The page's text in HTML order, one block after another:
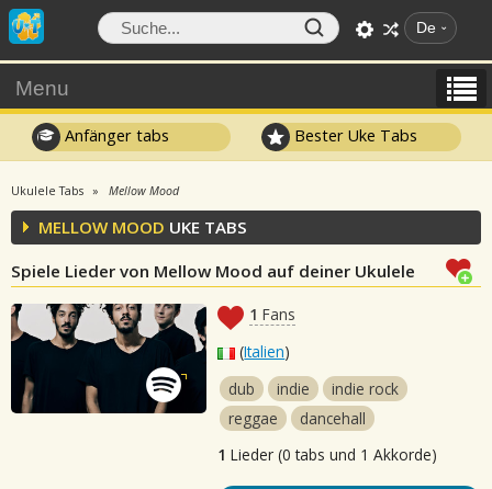
De
Menu
Anfänger tabs Bester Uke Tabs
Ukulele Tabs Mellow Mood
MELLOW MOOD UKE TABS
Spiele Lieder von Mellow Mood auf deiner Ukulele
1 Fans
(Italien)
dub
indie
indie rock
reggae
dancehall
1 Lieder (0 tabs und 1 Akkorde)